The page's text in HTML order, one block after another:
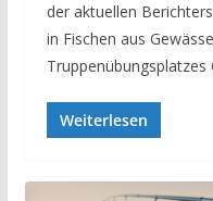
der aktuellen
in Fischen aus
Weiterlesen